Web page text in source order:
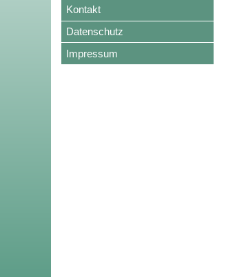
Kontakt
Datenschutz
Impressum